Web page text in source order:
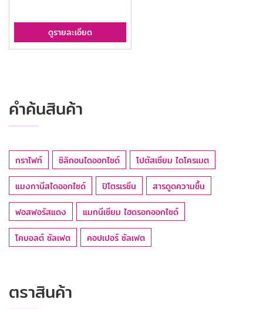
ดูรายละเอียด
คำค้นสินค้า
กราไฟท์ ซิลิกอนไดออกไซด์
โปตัสเซียม ไดโครเมต
แมงกานีสไดออกไซด์
ปิโตรเรซิ่น
สารดูดความชื้น
ฟอสฟอรัสแดง
แมกนีเซียม ไฮดรอกออกไซด์
โคบอลต์ ซัลเฟต
คอปเปอร์ ซัลเฟต
ตราสินค้า